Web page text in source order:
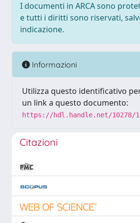
I documenti in ARCA sono
e tutti i diritti sono riservati,
indicazione.
Informazioni
Utilizza questo identificativo
un link a questo documento:
https://hdl.handle.net/10278/
Citazioni